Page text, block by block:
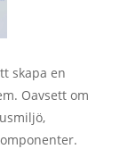
skapa en
Oavsett om